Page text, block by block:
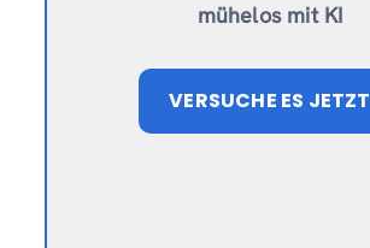
mühelos mit KI
VERSUCHE ES JETZT